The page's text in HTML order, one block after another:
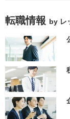
転職情報 by レ